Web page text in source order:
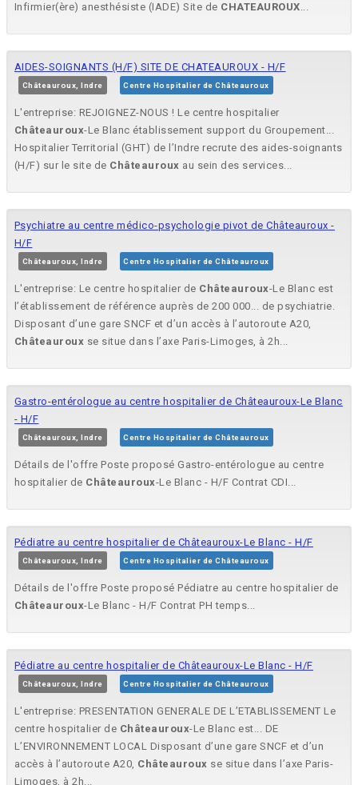
Infirmier(ère) anesthésiste (IADE) Site de CHATEAUROUX...
AIDES-SOIGNANTS (H/F) SITE DE CHATEAUROUX - H/F
Châteauroux, Indre Centre Hospitalier de Châteauroux
L'entreprise: REJOIGNEZ-NOUS ! Le centre hospitalier
Châteauroux-Le Blanc établissement support du Groupement...
Hospitalier Territorial (GHT) de l’Indre recrute des aides-soignants
(H/F) sur le site de Châteauroux au sein des services...
Psychiatre au centre médico-psychologie pivot de Châteauroux -
H/F
Châteauroux, Indre Centre Hospitalier de Châteauroux
L'entreprise: Le centre hospitalier de Châteauroux-Le Blanc est
l’établissement de référence auprès de 200 000... de psychiatrie.
Disposant d’une gare SNCF et d’un accès à l’autoroute A20,
Châteauroux se situe dans l’axe Paris-Limoges, à 2h...
Gastro-entérologue au centre hospitalier de Châteauroux-Le Blanc
- H/F
Châteauroux, Indre Centre Hospitalier de Châteauroux
Détails de l'offre Poste proposé Gastro-entérologue au centre
hospitalier de Châteauroux-Le Blanc - H/F Contrat CDI...
Pédiatre au centre hospitalier de Châteauroux-Le Blanc - H/F
Châteauroux, Indre Centre Hospitalier de Châteauroux
Détails de l'offre Poste proposé Pédiatre au centre hospitalier de
Châteauroux-Le Blanc - H/F Contrat PH temps...
Pédiatre au centre hospitalier de Châteauroux-Le Blanc - H/F
Châteauroux, Indre Centre Hospitalier de Châteauroux
L'entreprise: PRESENTATION GENERALE DE L’ETABLISSEMENT Le
centre hospitalier de Châteauroux-Le Blanc est... DE
L’ENVIRONNEMENT LOCAL Disposant d’une gare SNCF et d’un
accès à l’autoroute A20, Châteauroux se situe dans l’axe Paris-
Limoges, à 2h...